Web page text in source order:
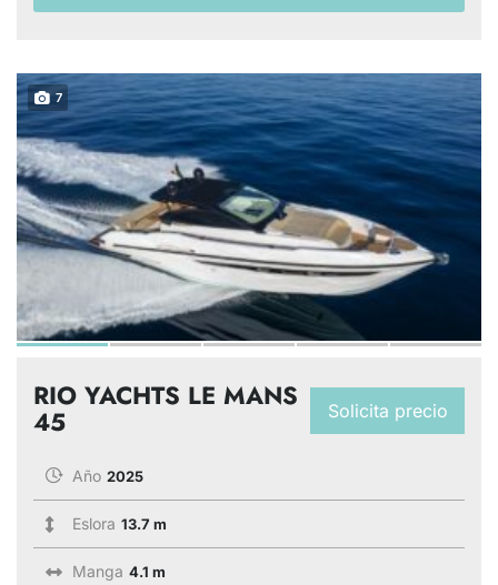
7
Solicita precio
RIO YACHTS LE MANS
45
Año 2025
Eslora 13.7 m
Manga 4.1 m